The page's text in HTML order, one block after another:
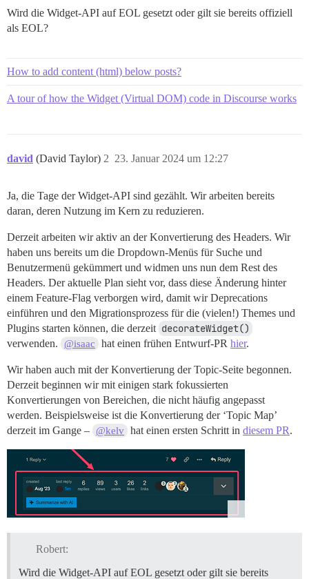
Wird die Widget-API auf EOL gesetzt oder gilt sie bereits offiziell
als EOL?
How to add content (html) below posts?
A tour of how the Widget (Virtual DOM) code in Discourse works
david (David Taylor) 23. Januar 2024 um 12:27
2
Ja, die Tage der Widget-API sind gezählt. Wir arbeiten bereits
daran, deren Nutzung im Kern zu reduzieren.
Derzeit arbeiten wir aktiv an der Konvertierung des Headers. Wir
haben uns bereits um die Dropdown-Menüs für Suche und
Benutzermenü gekümmert und widmen uns nun dem Rest des
Headers. Der aktuelle Plan sieht vor, dass diese Änderung hinter
einem Feature-Flag verborgen wird, damit wir Deprecations
einführen und den Migrationsprozess für die (vielen!) Themes und
Plugins starten können, die derzeit decorateWidget()
verwenden. @isaac hat einen frühen Entwurf-PRhier.
Wir haben auch mit der Konvertierung der Topic-Seite begonnen.
Derzeit beginnen wir mit einigen stark fokussierten
Konvertierungen von Bereichen, die nicht häufig angepasst
werden. Beispielsweise ist die Konvertierung der ‘Topic Map’
derzeit im Gange – @kelv hat einen ersten Schritt indiesem PR.
Robert:
Wird die Widget-API auf EOL gesetzt oder gilt sie bereits